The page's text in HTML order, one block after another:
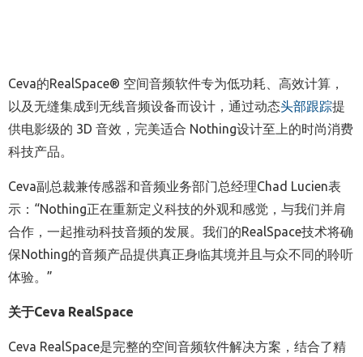
Ceva的RealSpace® 空间音频软件专为低功耗、高效计算，
以及无缝集成到无线音频设备而设计，通过动态头部跟踪提
供电影级的 3D 音效，完美适合 Nothing设计至上的时尚消费
科技产品。
Ceva副总裁兼传感器和音频业务部门总经理Chad Lucien表
示：“Nothing正在重新定义科技的外观和感觉，与我们并肩
合作，一起推动科技音频的发展。我们的RealSpace技术将确
保Nothing的音频产品提供真正身临其境并且与众不同的聆听
体验。”
关于Ceva RealSpace
Ceva RealSpace是完整的空间音频软件解决方案，结合了精